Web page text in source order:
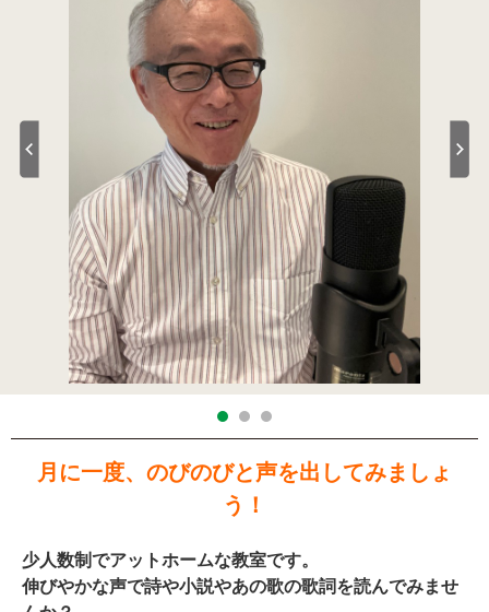
月に一度、のびのびと声を出してみましょ
う！
少人数制でアットホームな教室です。
伸びやかな声で詩や小説やあの歌の歌詞を読んでみませ